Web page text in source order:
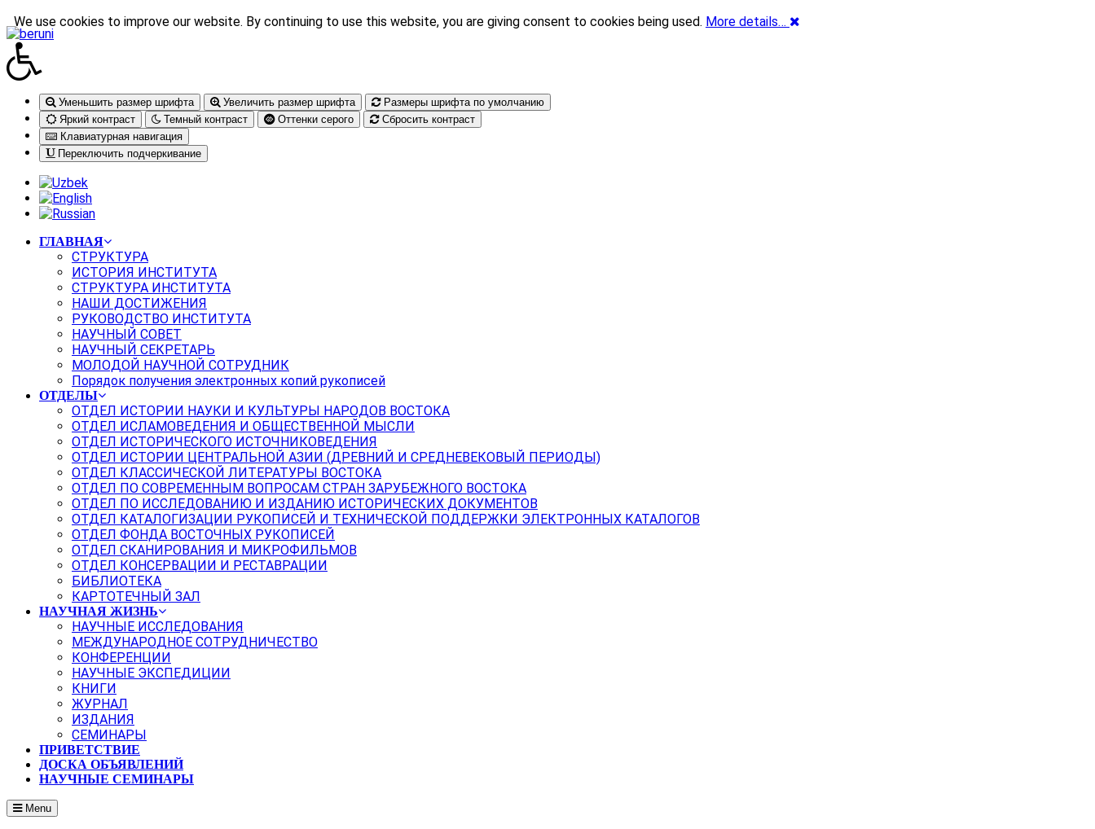
Уменьшить размер шрифта Увеличить размер шрифта
Размеры шрифта по умолчанию
Яркий контраст
Темный контраст Оттенки серого
Сбросить контраст
Клавиатурная навигация
Переключить подчеркивание
ГЛАВНАЯ
СТРУКТУРА
ИСТОРИЯ ИНСТИТУТА
СТРУКТУРА ИНСТИТУТА
НАШИ ДОСТИЖЕНИЯ
РУКОВОДСТВО ИНСТИТУТА
НАУЧНЫЙ СОВЕТ
НАУЧНЫЙ СЕКРЕТАРЬ
МОЛОДОЙ НАУЧНОЙ СОТРУДНИК
Порядок получения электронных копий рукописей
ОТДЕЛЫ
ОТДЕЛ ИСТОРИИ НАУКИ И КУЛЬТУРЫ НАРОДОВ ВОСТОКА
ОТДЕЛ ИСЛАМОВЕДЕНИЯ И ОБЩЕСТВЕННОЙ МЫСЛИ
ОТДЕЛ ИСТОРИЧЕСКОГО ИСТОЧНИКОВЕДЕНИЯ
ОТДЕЛ ИСТОРИИ ЦЕНТРАЛЬНОЙ АЗИИ (ДРЕВНИЙ И СРЕДНЕВЕКОВЫЙ ПЕРИОДЫ)
ОТДЕЛ КЛАССИЧЕСКОЙ ЛИТЕРАТУРЫ ВОСТОКА
ОТДЕЛ ПО СОВРЕМЕННЫМ ВОПРОСАМ СТРАН ЗАРУБЕЖНОГО ВОСТОКА
ОТДЕЛ ПО ИССЛЕДОВАНИЮ И ИЗДАНИЮ ИСТОРИЧЕСКИХ ДОКУМЕНТОВ
ОТДЕЛ КАТАЛОГИЗАЦИИ РУКОПИСЕЙ И ТЕХНИЧЕСКОЙ ПОДДЕРЖКИ ЭЛЕКТРОННЫХ КАТАЛОГОВ
ОТДЕЛ ФОНДА ВОСТОЧНЫХ РУКОПИСЕЙ
ОТДЕЛ СКАНИРОВАНИЯ И МИКРОФИЛЬМОВ
ОТДЕЛ КОНСЕРВАЦИИ И РЕСТАВРАЦИИ
БИБЛИОТЕКА
КАРТОТЕЧНЫЙ ЗАЛ
НАУЧНАЯ ЖИЗНЬ
НАУЧНЫЕ ИССЛЕДОВАНИЯ
МЕЖДУНАРОДНОЕ СОТРУДНИЧЕСТВО
КОНФЕРЕНЦИИ
НАУЧНЫЕ ЭКСПЕДИЦИИ
КНИГИ
ЖУРНАЛ
ИЗДАНИЯ
СЕМИНАРЫ
ПРИВЕТСТВИЕ
ДОСКА ОБЪЯВЛЕНИЙ
НАУЧНЫЕ СЕМИНАРЫ
Menu
We use cookies to improve our website. By continuing to use this website, you are giving consent to cookies being used. More details…